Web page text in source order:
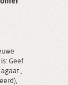
Geef
,